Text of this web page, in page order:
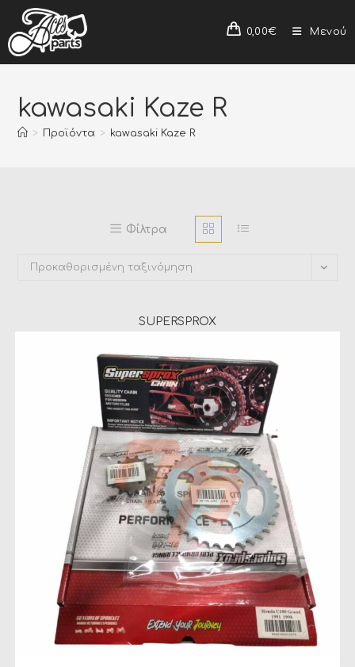
0,00€ Μενού
kawasaki Kaze R
> Προϊόντα > kawasaki Kaze R
Φίλτρα
Προκαθορισμένη ταξινόμηση
SUPERSPROX